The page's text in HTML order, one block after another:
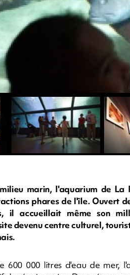
marin, l'aquarium de La
phares de l'île. Ouvert
il accueillait même son
devenu centre culturel,
600 000 litres d'eau de mer,